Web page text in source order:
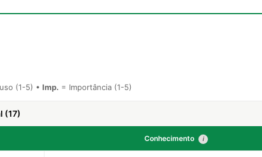
(1-5) • Imp. = Importância (1-5)
(17)
Conhecimento i